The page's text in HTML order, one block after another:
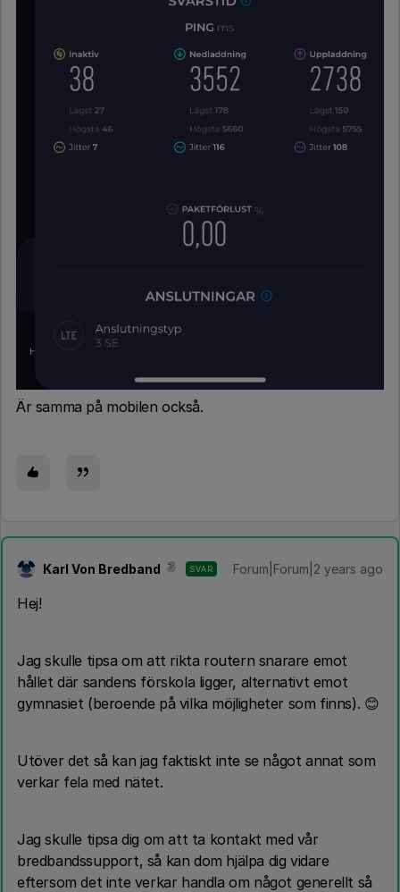
Är samma på mobilen också.
Karl Von Bredband SVAR Forum|Forum|2 years ago
Hej!
Jag skulle tipsa om att rikta routern snarare emot
hållet där sandens förskola ligger, alternativt emot
gymnasiet (beroende på vilka möjligheter som finns). 😊
Utöver det så kan jag faktiskt inte se något annat som
verkar fela med nätet.
Jag skulle tipsa dig om att ta kontakt med vår
bredbandssupport, så kan dom hjälpa dig vidare
eftersom det inte verkar handla om något generellt så